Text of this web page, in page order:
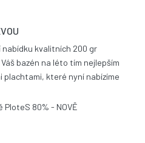
nabídku kvalitních 200 gr
bazén na léto tím nejlepším
plachtami, které nyní nabízíme